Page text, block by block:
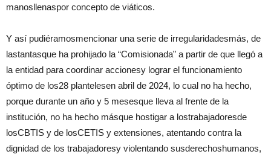
manosllenaspor concepto de viáticos.
Y así pudiéramosmencionar una serie de irregularidadesmás, de
lastantasque ha prohijado la “Comisionada” a partir de que llegó a
la entidad para coordinar accionesy lograr el funcionamiento
óptimo de los28 plantelesen abril de 2024, lo cual no ha hecho,
porque durante un año y 5 mesesque lleva al frente de la
institución, no ha hecho másque hostigar a lostrabajadoresde
losCBTIS y de losCETIS y extensiones, atentando contra la
dignidad de los trabajadoresy violentando susderechoshumanos,